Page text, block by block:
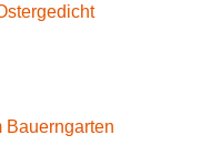
Bauerngarten